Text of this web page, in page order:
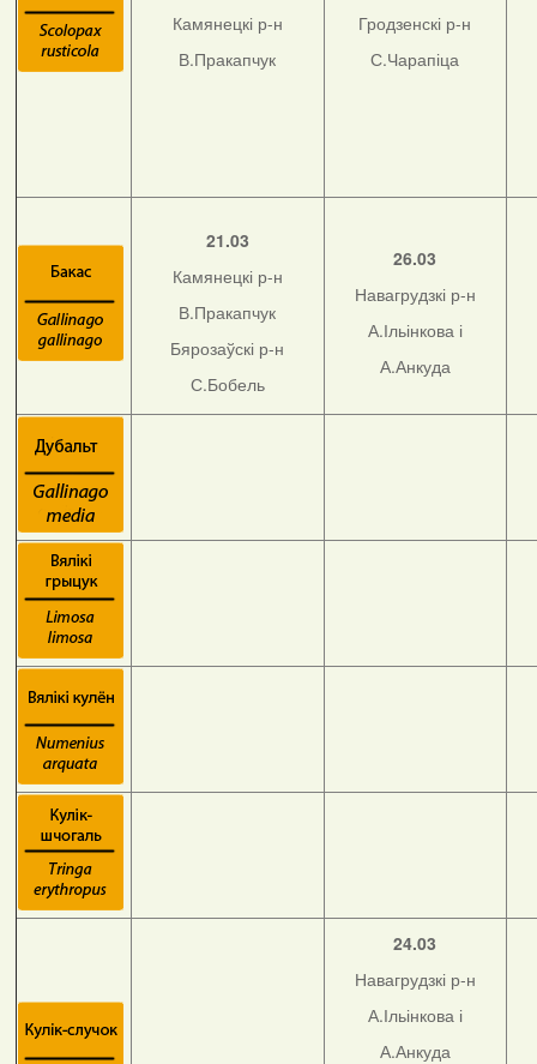
Камянецкі р-н
В.Пракапчук
Гродзенскі р-н
С.Чарапіца
21.03
Камянецкі р-н
В.Пракапчук
Бярозаўскі р-н
С.Бобель
26.03
Навагрудзкі р-н
А.Ільінкова і
А.Анкуда
24.03
Навагрудзкі р-н
А.Ільінкова і
А.Анкуда